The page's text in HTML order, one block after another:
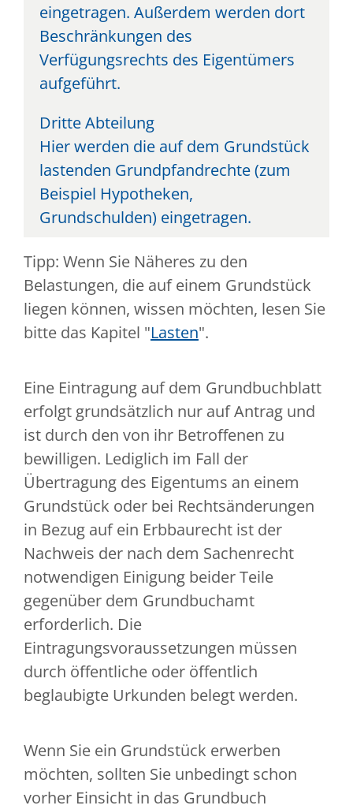
eingetragen. Außerdem werden dort
Beschränkungen des
Verfügungsrechts des Eigentümers
aufgeführt.
Dritte Abteilung
Hier werden die auf dem Grundstück
lastenden Grundpfandrechte (zum
Beispiel Hypotheken,
Grundschulden) eingetragen.
Tipp: Wenn Sie Näheres zu den
Belastungen, die auf einem Grundstück
liegen können, wissen möchten, lesen Sie
bitte das Kapitel "Lasten".
Eine Eintragung auf dem Grundbuchblatt
erfolgt grundsätzlich nur auf Antrag und
ist durch den von ihr Betroffenen zu
bewilligen. Lediglich im Fall der
Übertragung des Eigentums an einem
Grundstück oder bei Rechtsänderungen
in Bezug auf ein Erbbaurecht ist der
Nachweis der nach dem Sachenrecht
notwendigen Einigung beider Teile
gegenüber dem Grundbuchamt
erforderlich. Die
Eintragungsvoraussetzungen müssen
durch öffentliche oder öffentlich
beglaubigte Urkunden belegt werden.
Wenn Sie ein Grundstück erwerben
möchten, sollten Sie unbedingt schon
vorher Einsicht in das Grundbuch